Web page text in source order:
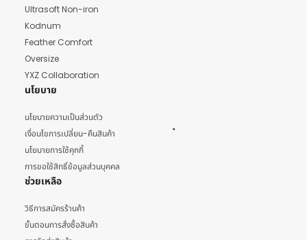
Ultrasoft Non-iron
Kodnum
Feather Comfort
Oversize
YXZ Collaboration
นโยบาย
นโยบายความเป็นส่วนตัว
เงื่อนไขการเปลี่ยน-คืนสินค้า
นโยบายการใช้คุกกี้
การขอใช้สิทธิ์ข้อมูลส่วนบุคคล
ช่วยเหลือ
วิธีการสมัครร้านค้า
ขั้นตอนการสั่งซื้อสินค้า